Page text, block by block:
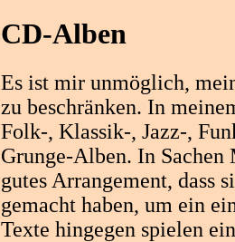
CD-Alben
Es ist mir unmöglich,
zu beschränken. In
Folk-, Klassik-, Jazz-,
Grunge-Alben. In
gutes Arrangement, dass
gemacht haben, um ein
Texte hingegen spielen